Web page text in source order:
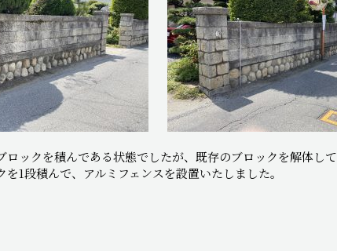
ロックを積んである状態でしたが、既存のブロックを解体して
1段積んで、アルミフェンスを設置いたしました。